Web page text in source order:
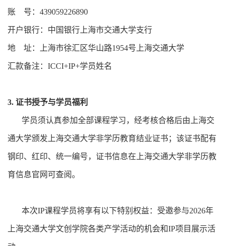
账 号：439059226890
开户银行：中国银行上海市交通大学支行
地 址：上海市徐汇区华山路1954号上海交通大学
汇款备注：ICCI+IP+学员姓名
3. 证书授予与学员福利
学员须认真参加全部课程学习，经考核合格后由上海交
通大学颁发上海交通大学非学历教育结业证书；该证书配有
钢印、红印、统一编号，证书信息在上海交通大学非学历教
育信息官网可查阅。
本次IP课程学员将享有以下特别权益：受邀参与2026年
上海交通大学文创学院各类产学活动的机会和IP项目展示活